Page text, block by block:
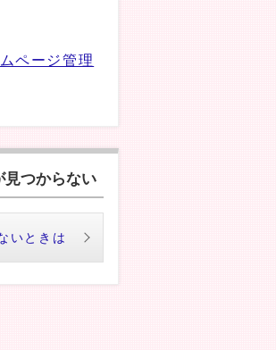
ページ管理
見つからない
いときは